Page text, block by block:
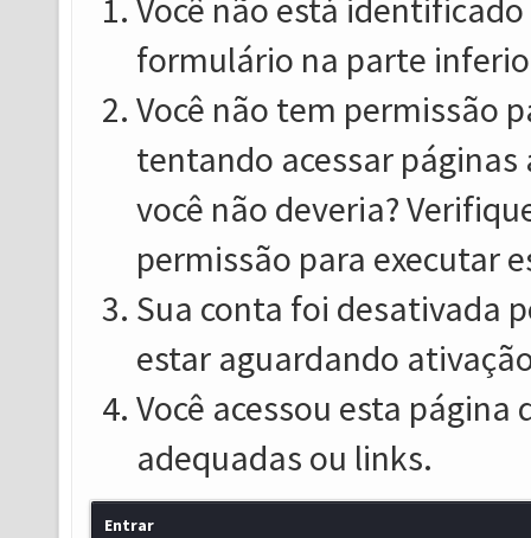
Você não está
formulário na parte
Você não tem permissão
tentando acessar
você não deveria?
permissão para executar
Sua conta foi desativada
estar aguardando
Você acessou esta
adequadas ou links.
Entrar